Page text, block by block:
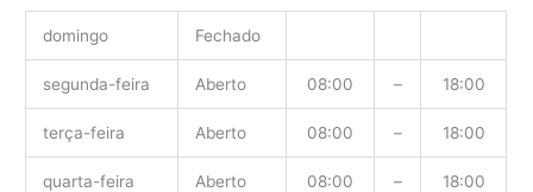
domingo Fechado
segunda-feira Aberto 08:00 – 18:00
terça-feira Aberto 08:00 – 18:00
quarta-feira Aberto 08:00 – 18:00